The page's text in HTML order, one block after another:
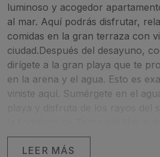
luminoso y acogedor
al mar. Aquí podrás disfrutar,
comidas en la gran terraza con
ciudad.Después del desayuno,
dirígete a la gran playa que te
en la arena y el agua. Esto es
viniste aquí. Sumérgete en el
vistas de la costa. Explora la
hermosas calas y playas que te
LEER MÁS